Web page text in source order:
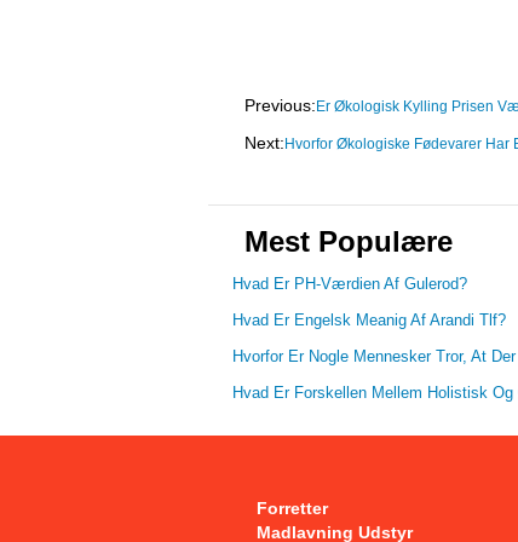
Previous: Er Økologisk Kylling Prisen
Next: Hvorfor Økologiske Fødevarer Har
Mest Populære
Hvad Er PH-Værdien Af ​​gulerod?
Hvad Er Engelsk Meanig Af Arandi Tlf?
Hvorfor Er Nogle Mennesker Tror, ​​at
Hvad Er Forskellen Mellem Holistisk
Forretter
Madlavning Udstyr